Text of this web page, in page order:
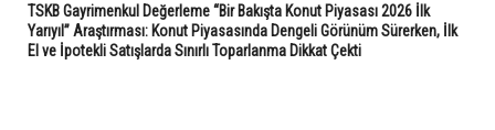
TSKB Gayrimenkul Değerleme “Bir Bakışta Konut Piyasası 2026 İlk
Yarıyıl” Araştırması: Konut Piyasasında Dengeli Görünüm Sürerken, İlk
El ve İpotekli Satışlarda Sınırlı Toparlanma Dikkat Çekti